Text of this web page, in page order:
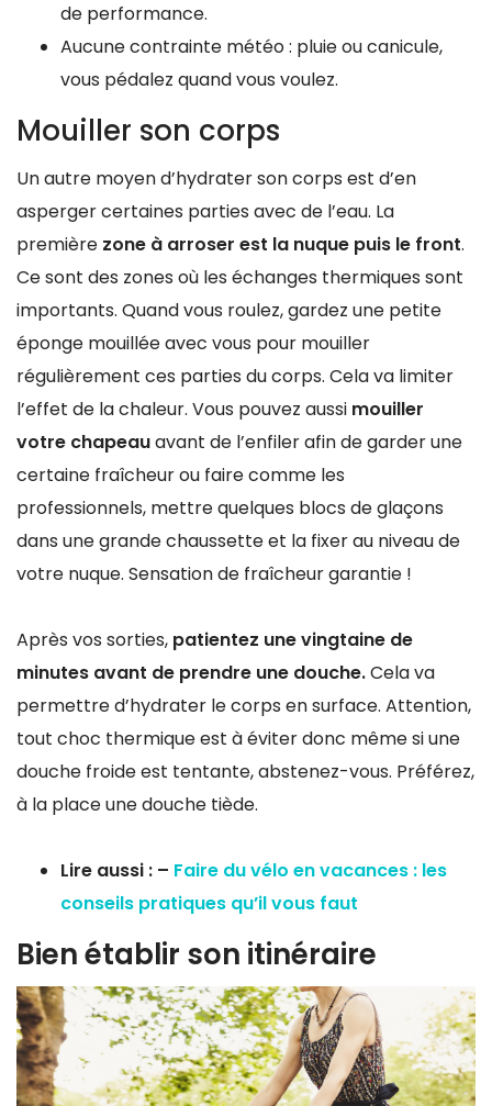
de performance.
Aucune contrainte météo : pluie ou canicule,
vous pédalez quand vous voulez.
Mouiller son corps
Un autre moyen d’hydrater son corps est d’en
asperger certaines parties avec de l’eau. La
première zone à arroser est la nuque puis le front.
Ce sont des zones où les échanges thermiques sont
importants. Quand vous roulez, gardez une petite
éponge mouillée avec vous pour mouiller
régulièrement ces parties du corps. Cela va limiter
l’effet de la chaleur. Vous pouvez aussi mouiller
votre chapeauavant de l’enfiler afin de garder une
certaine fraîcheur ou faire comme les
professionnels, mettre quelques blocs de glaçons
dans une grande chaussette et la fixer au niveau de
votre nuque. Sensation de fraîcheur garantie !
Après vos sorties, patientez une vingtaine de
minutes avant de prendre une douche.Cela va
permettre d’hydrater le corps en surface. Attention,
tout choc thermique est à éviter donc même si une
douche froide est tentante, abstenez-vous. Préférez,
à la place une douche tiède.
Lire aussi : – Faire du vélo en vacances : les
conseils pratiques qu’il vous faut
Bien établir son itinéraire